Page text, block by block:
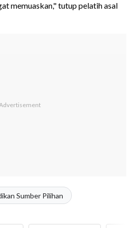
memuaskan," tutup pelatih asal
Sumber Pilihan